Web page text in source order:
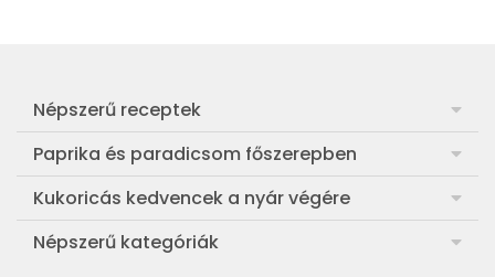
Népszerű receptek
Frankfurti leves
Egyszerű muffin
Aranygaluska
Paprika és paradicsom főszerepben
Pan con Tomate
Paradicsom és paprika eltevése télre
Kukoricás kedvencek a nyár végére
Legfinomabb főtt kukorica
Népszerű kategóriák